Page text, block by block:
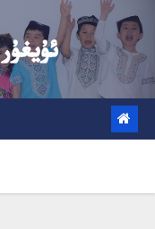
Skip
content